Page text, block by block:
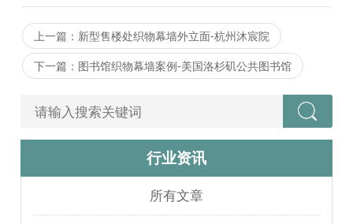
上一篇：新型售楼处织物幕墙外立面-杭州沐宸院
下一篇：图书馆织物幕墙案例-美国洛杉矶公共图书馆
行业资讯
所有文章